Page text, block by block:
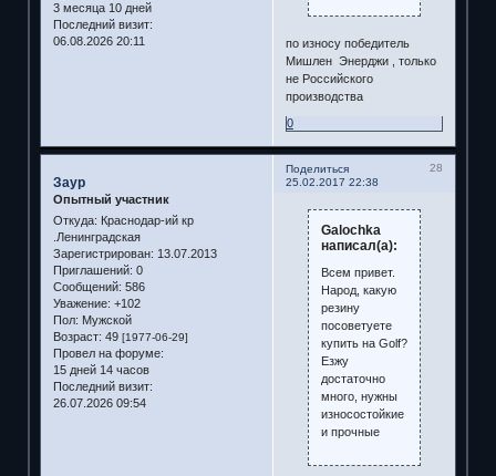
3 месяца 10 дней
Последний визит:
06.08.2026 20:11
по износу победитель
Мишлен Энерджи , только
не Российского
производства
0
Поделиться
28
25.02.2017 22:38
Заур
Опытный участник
Откуда: Краснодар-ий кр
.Ленинградская
Зарегистрирован: 13.07.2013
Приглашений: 0
Сообщений: 586
Уважение: +102
Пол: Мужской
Возраст: 49 [1977-06-29]
Провел на форуме:
15 дней 14 часов
Последний визит:
26.07.2026 09:54
Galochka
написал(а):
Всем привет.
Народ, какую
резину
посоветуете
купить на Golf?
Езжу
достаточно
много, нужны
износостойкие
и прочные